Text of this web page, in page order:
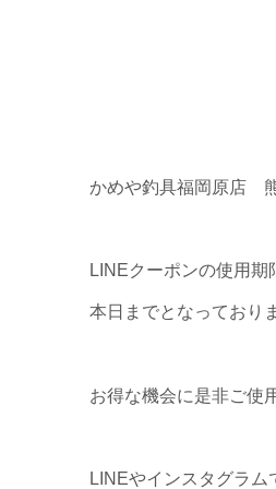
かめや釣具福岡原店 熊
LINEクーポンの使用期
本日までとなっており
お得な機会に是非ご使
LINEやインスタグラ